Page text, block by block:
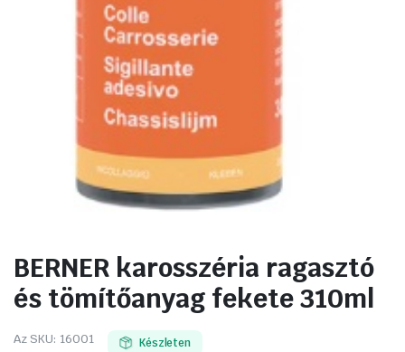
BERNER karosszéria ragasztó
és tömítőanyag fekete 310ml
Az SKU: 16001 Készleten